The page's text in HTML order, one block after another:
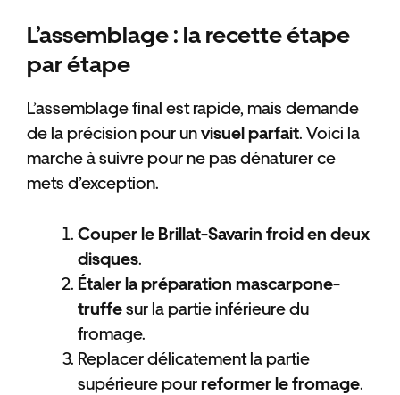
L’assemblage : la recette étape
par étape
L’assemblage final est rapide, mais demande
de la précision pour unvisuel parfait. Voici la
marche à suivre pour ne pas dénaturer ce
mets d’exception.
Couper le Brillat-Savarin froid en deux
disques.
Étaler la préparation mascarpone-
truffesur la partie inférieure du
fromage.
Replacer délicatement la partie
supérieure pourreformer le fromage.